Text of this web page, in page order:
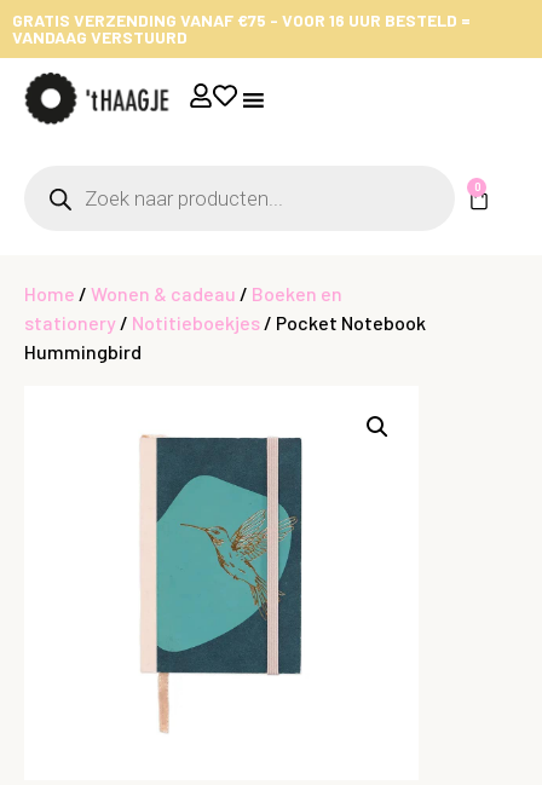
GRATIS VERZENDING VANAF €75 - VOOR 16 UUR BESTELD =
VANDAAG VERSTUURD
0
Home / Wonen & cadeau / Boeken en
stationery / Notitieboekjes / Pocket Notebook
Hummingbird